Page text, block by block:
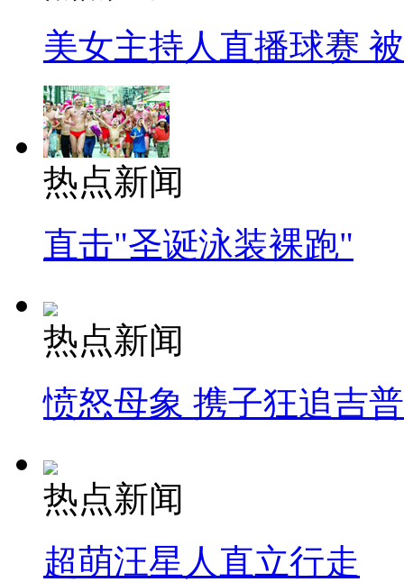
美女主持人直播球赛
热点新闻
直击"圣诞泳装裸跑"
热点新闻
愤怒母象 携子狂追吉
热点新闻
超萌汪星人直立行走